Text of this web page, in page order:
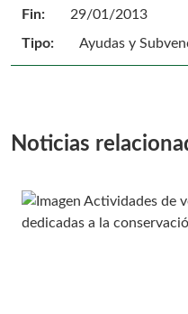
Fin:
29/01/2013
Tipo:
Ayudas y
Noticias